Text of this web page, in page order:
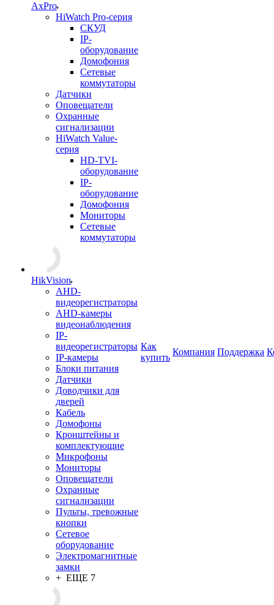
AxPro
HiWatch Pro-серия
CКУД
IP-
оборудование
Домофония
Сетевые
коммутаторы
Датчики
Оповещатели
Охранные
сигнализации
HiWatch Value-
серия
HD-TVI-
оборудование
IP-
оборудование
Домофония
Мониторы
Сетевые
коммутаторы
HikVision
AHD-
видеорегистраторы
AHD-камеры
видеонаблюдения
IP-
видеорегистраторы
IP-камеры
Блоки питания
Датчики
Доводчики для
дверей
Кабель
Домофоны
Кронштейны и
комплектующие
Микрофоны
Мониторы
Оповещатели
Охранные
сигнализации
Пульты, тревожные
кнопки
Сетевое
оборудование
Электромагнитные
замки
+ ЕЩЕ 7
Как
купить
Компания Поддержка